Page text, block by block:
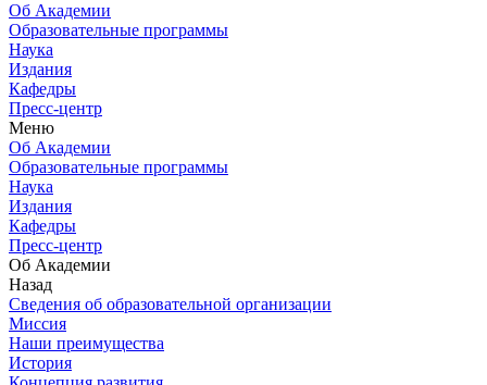
Об Академии
Образовательные программы
Наука
Издания
Кафедры
Пресс-центр
Меню
Об Академии
Образовательные программы
Наука
Издания
Кафедры
Пресс-центр
Об Академии
Назад
Сведения об образовательной организации
Миссия
Наши преимущества
История